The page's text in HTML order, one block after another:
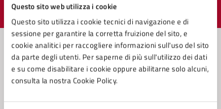
Questo sito web utilizza i cookie
Questo sito utilizza i cookie tecnici di navigazione e di
sessione per garantire la corretta fruizione del sito, e
cookie analitici per raccogliere informazioni sull'uso del sito
da parte degli utenti. Per saperne di più sull'utilizzo dei dati
e su come disabilitare i cookie oppure abilitarne solo alcuni,
consulta la nostra Cookie Policy.
Valuta 1 stelle su 5
Contatta il comune
Leggi le domande frequenti